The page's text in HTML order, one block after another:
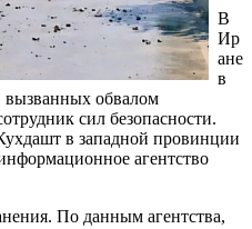
В
Ир
ане
в
вызванных обвалом
сил безопасности.
в западной провинции
агентство
По данным агентства,